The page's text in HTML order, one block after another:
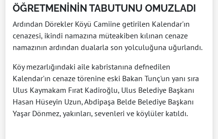
ÖĞRETMENİNİN TABUTUNU OMUZLADI
Ardından Dörekler Köyü Camiine getirilen Kalendar'ın
cenazesi, ikindi namazına müteakiben kılınan cenaze
namazının ardından dualarla son yolculuğuna uğurlandı.
Köy mezarlığındaki aile kabristanına defnedilen
Kalendar'ın cenaze törenine eski Bakan Tunç'un yanı sıra
Ulus Kaymakam Fırat Kadiroğlu, Ulus Belediye Başkanı
Hasan Hüseyin Uzun, Abdipaşa Belde Belediye Başkanı
Yaşar Dönmez, yakınları, sevenleri ve köylüler katıldı.